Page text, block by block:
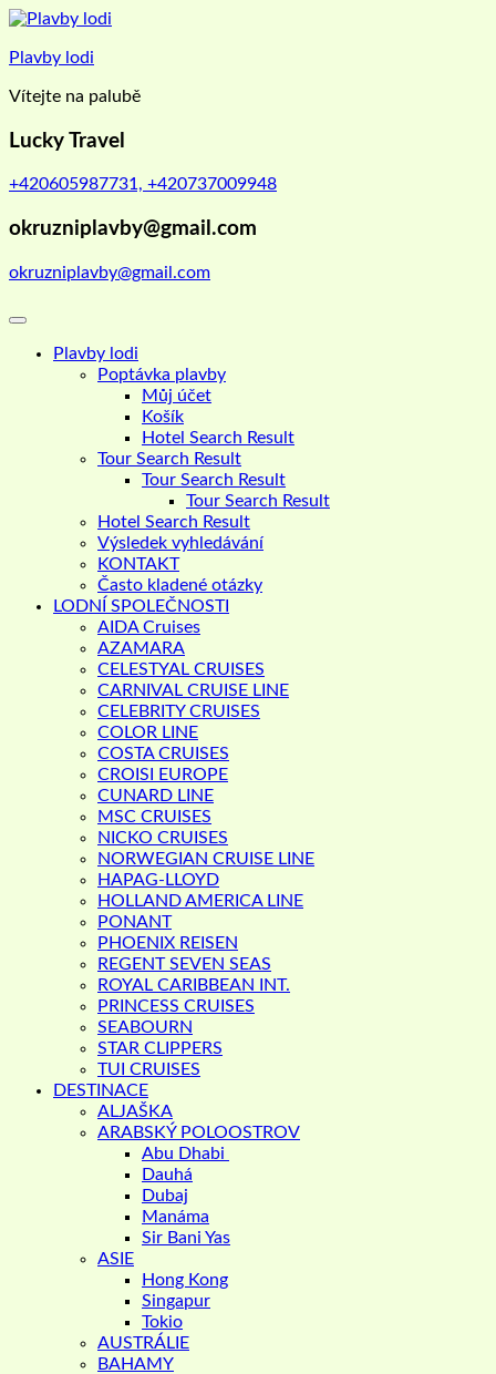
Skip
content
Plavby lodi
Vítejte na palubě
Lucky Travel
+420605987731, +420737009948
okruzniplavby@gmail.com
okruzniplavby@gmail.com
Plavby lodi
Poptávka plavby
Můj účet
Košík
Hotel Search Result
Tour Search Result
Tour Search Result
Tour Search Result
Hotel Search Result
Výsledek vyhledávání
KONTAKT
Často kladené otázky
LODNÍ SPOLEČNOSTI
AIDA Cruises
AZAMARA
CELESTYAL CRUISES
CARNIVAL CRUISE LINE
CELEBRITY CRUISES
COLOR LINE
COSTA CRUISES
CROISI EUROPE
CUNARD LINE
MSC CRUISES
NICKO CRUISES
NORWEGIAN CRUISE LINE
HAPAG-LLOYD
HOLLAND AMERICA LINE
PONANT
PHOENIX REISEN
REGENT SEVEN SEAS
ROYAL CARIBBEAN INT.
PRINCESS CRUISES
SEABOURN
STAR CLIPPERS
TUI CRUISES
DESTINACE
ALJAŠKA
ARABSKÝ POLOOSTROV
Abu Dhabi
Dauhá
Dubaj
Manáma
Sir Bani Yas
ASIE
Hong Kong
Singapur
Tokio
AUSTRÁLIE
BAHAMY